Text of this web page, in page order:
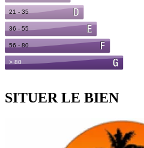
SITUER LE BIEN